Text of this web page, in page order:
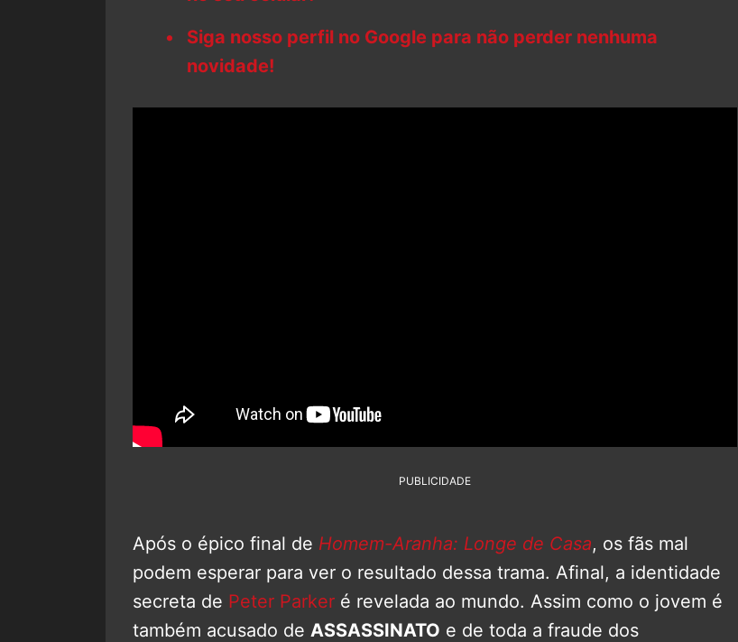
Siga nosso perfil no Google para não perder nenhuma
novidade!
PUBLICIDADE
Após o épico final de Homem-Aranha: Longe de Casa, os fãs mal
podem esperar para ver o resultado dessa trama. Afinal, a identidade
secreta de Peter Parker é revelada ao mundo. Assim como o jovem é
também acusado de ASSASSINATO e de toda a fraude dos